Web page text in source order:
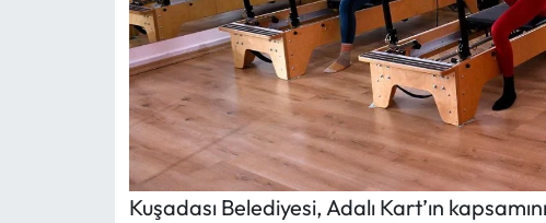
Kuşadası Belediyesi, Adalı Kart’ın